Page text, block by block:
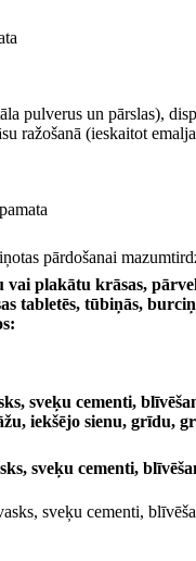
pulverus un pārslas),
ražošanā (ieskaitot
pārdošanai
plakātu krāsas,
tabletēs, tūbiņās,
sveķu cementi,
iekšējo sienu, grīdu,
sveķu cementi,
sveķu cementi,